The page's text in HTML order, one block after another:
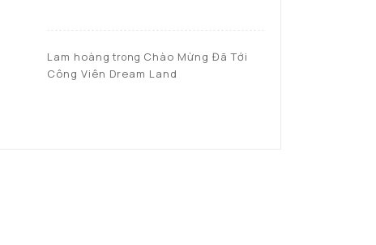
Lam hoàng trong Chào Mừng Đã Tới
Công Viên Dream Land